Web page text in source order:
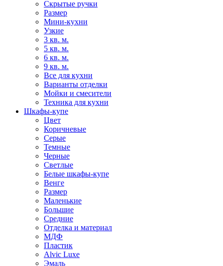
Скрытые ручки
Размер
Мини-кухни
Узкие
3 кв. м.
5 кв. м.
6 кв. м.
9 кв. м.
Все для кухни
Варианты отделки
Мойки и смесители
Техника для кухни
Шкафы-купе
Цвет
Коричневые
Серые
Темные
Черные
Светлые
Белые шкафы-купе
Венге
Размер
Маленькие
Большие
Средние
Отделка и материал
МДФ
Пластик
Alvic Luxe
Эмаль